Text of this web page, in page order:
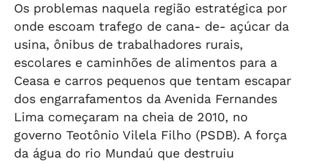
Os problemas naquela região estratégica por
onde escoam trafego de cana- de- açúcar da
usina, ônibus de trabalhadores rurais,
escolares e caminhões de alimentos para a
Ceasa e carros pequenos que tentam escapar
dos engarrafamentos da Avenida Fernandes
Lima começaram na cheia de 2010, no
governo Teotônio Vilela Filho (PSDB). A força
da água do rio Mundaú que destruiu